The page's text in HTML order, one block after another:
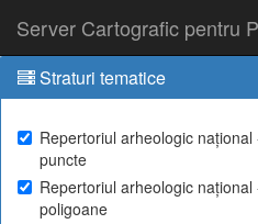
Server Cartografic pentru
Straturi tematice
Repertoriul arheologic național
puncte
Repertoriul arheologic național
poligoane